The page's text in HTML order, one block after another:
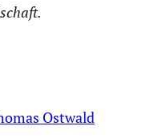
Ostwald